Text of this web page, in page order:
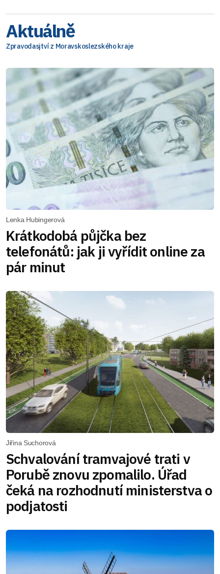
Aktuálně
Zpravodasjtví z Moravskoslezského kraje
Lenka Hubingerová
Krátkodobá půjčka bez
telefonátů: jak ji vyřídit online za
pár minut
Jiřina Suchorová
Schvalování tramvajové trati v
Porubě znovu zpomalilo. Úřad
čeká na rozhodnutí ministerstva o
podjatosti